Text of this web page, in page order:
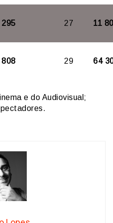
295 27 11
808 29 64
e do Audiovisual;